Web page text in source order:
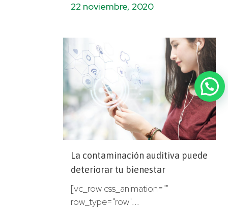
22 noviembre, 2020
La contaminación auditiva puede
deteriorar tu bienestar
[vc_row css_animation=""
row_type="row"...